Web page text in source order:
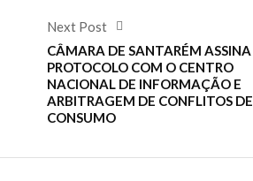
Next Post
CÂMARA DE SANTARÉM ASSINA
PROTOCOLO COM O CENTRO
NACIONAL DE INFORMAÇÃO E
ARBITRAGEM DE CONFLITOS DE
CONSUMO